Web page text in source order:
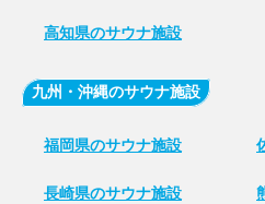
高知県のサウナ施設
九州・沖縄のサウナ施設
福岡県のサウナ施設
長崎県のサウナ施設